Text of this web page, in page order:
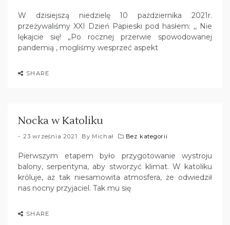
W dzisiejszą niedzielę 10 października 2021r.
przeżywaliśmy XXI Dzień Papieski pod hasłem: ,, Nie
lękajcie się! „Po rocznej przerwie spowodowanej
pandemią , mogliśmy wesprzeć aspekt
SHARE
Nocka w Katoliku
23 września 2021 By Michał Bez kategorii
Pierwszym etapem było przygotowanie wystroju
balony, serpentyna, aby stworzyć klimat. W katoliku
króluje, aż tak niesamowita atmosfera, że odwiedził
nas nocny przyjaciel. Tak mu się
SHARE